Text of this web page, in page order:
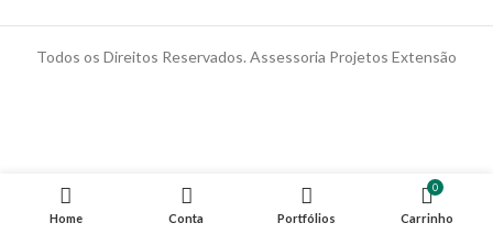
Todos os Direitos Reservados. Assessoria Projetos Extensão
Home Conta Portfólios
0
Carrinho